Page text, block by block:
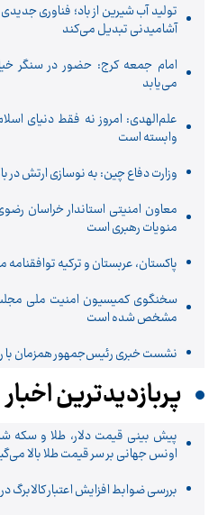
تولید آب شیرین از باد؛ فناوری
آشامیدنی تبدیل می‌کند
امام جمعه کرج: حضور در سنگر
می‌یابد
علم‌الهدی: امروز نه فقط دنیای
وابسته است
وزارت دفاع چین: به نوسازی ارتش در
معاون امنیتی استاندار خراسان
منویات رهبری است
پاکستان، عربستان و ترکیه
سخنگوی کمیسیون امنیت ملی
مشخص شده است
نشست خبری رئیس‌جمهور همزمان با
پربازدیدترین اخبار
اونس جهانی بر سر قیمت طلا بالا
بررسی ضوابط افزایش اعتبار کالابرگ